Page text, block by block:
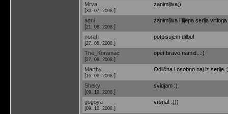
Mrva
[30. 07. 2008. ]
zanimljiva;)
agni
[21. 08. 2008. ]
zanimljiva i lijepa serija vrtloga
norah
[27. 08. 2008. ]
potpisujem dilbu!
The_Koramac
[27. 08. 2008. ]
opet bravo namid...:)
Marthy
[16. 09. 2008. ]
Odlična i osobno naj iz serije
Sheky
[09. 10. 2008. ]
svidjam :)
gogoya
[09. 10. 2008. ]
vrsna! :)))